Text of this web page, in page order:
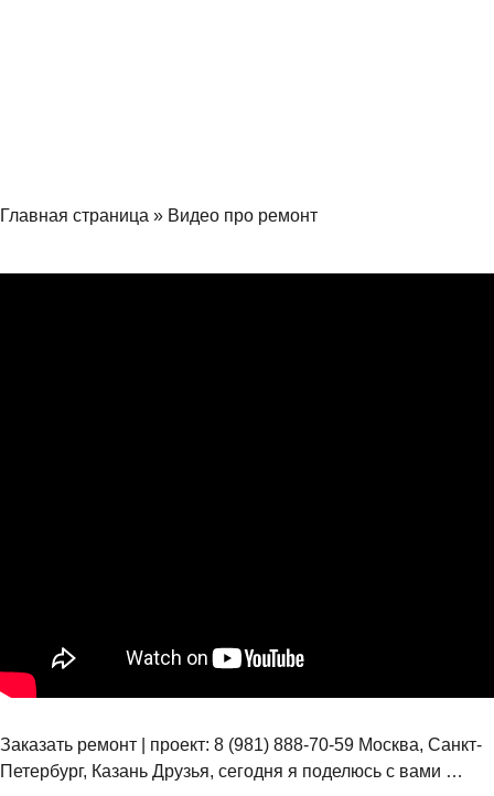
Главная страница » Видео про ремонт
Заказать ремонт | проект: 8 (981) 888-70-59 Москва, Санкт-
Петербург, Казань Друзья, сегодня я поделюсь с вами …